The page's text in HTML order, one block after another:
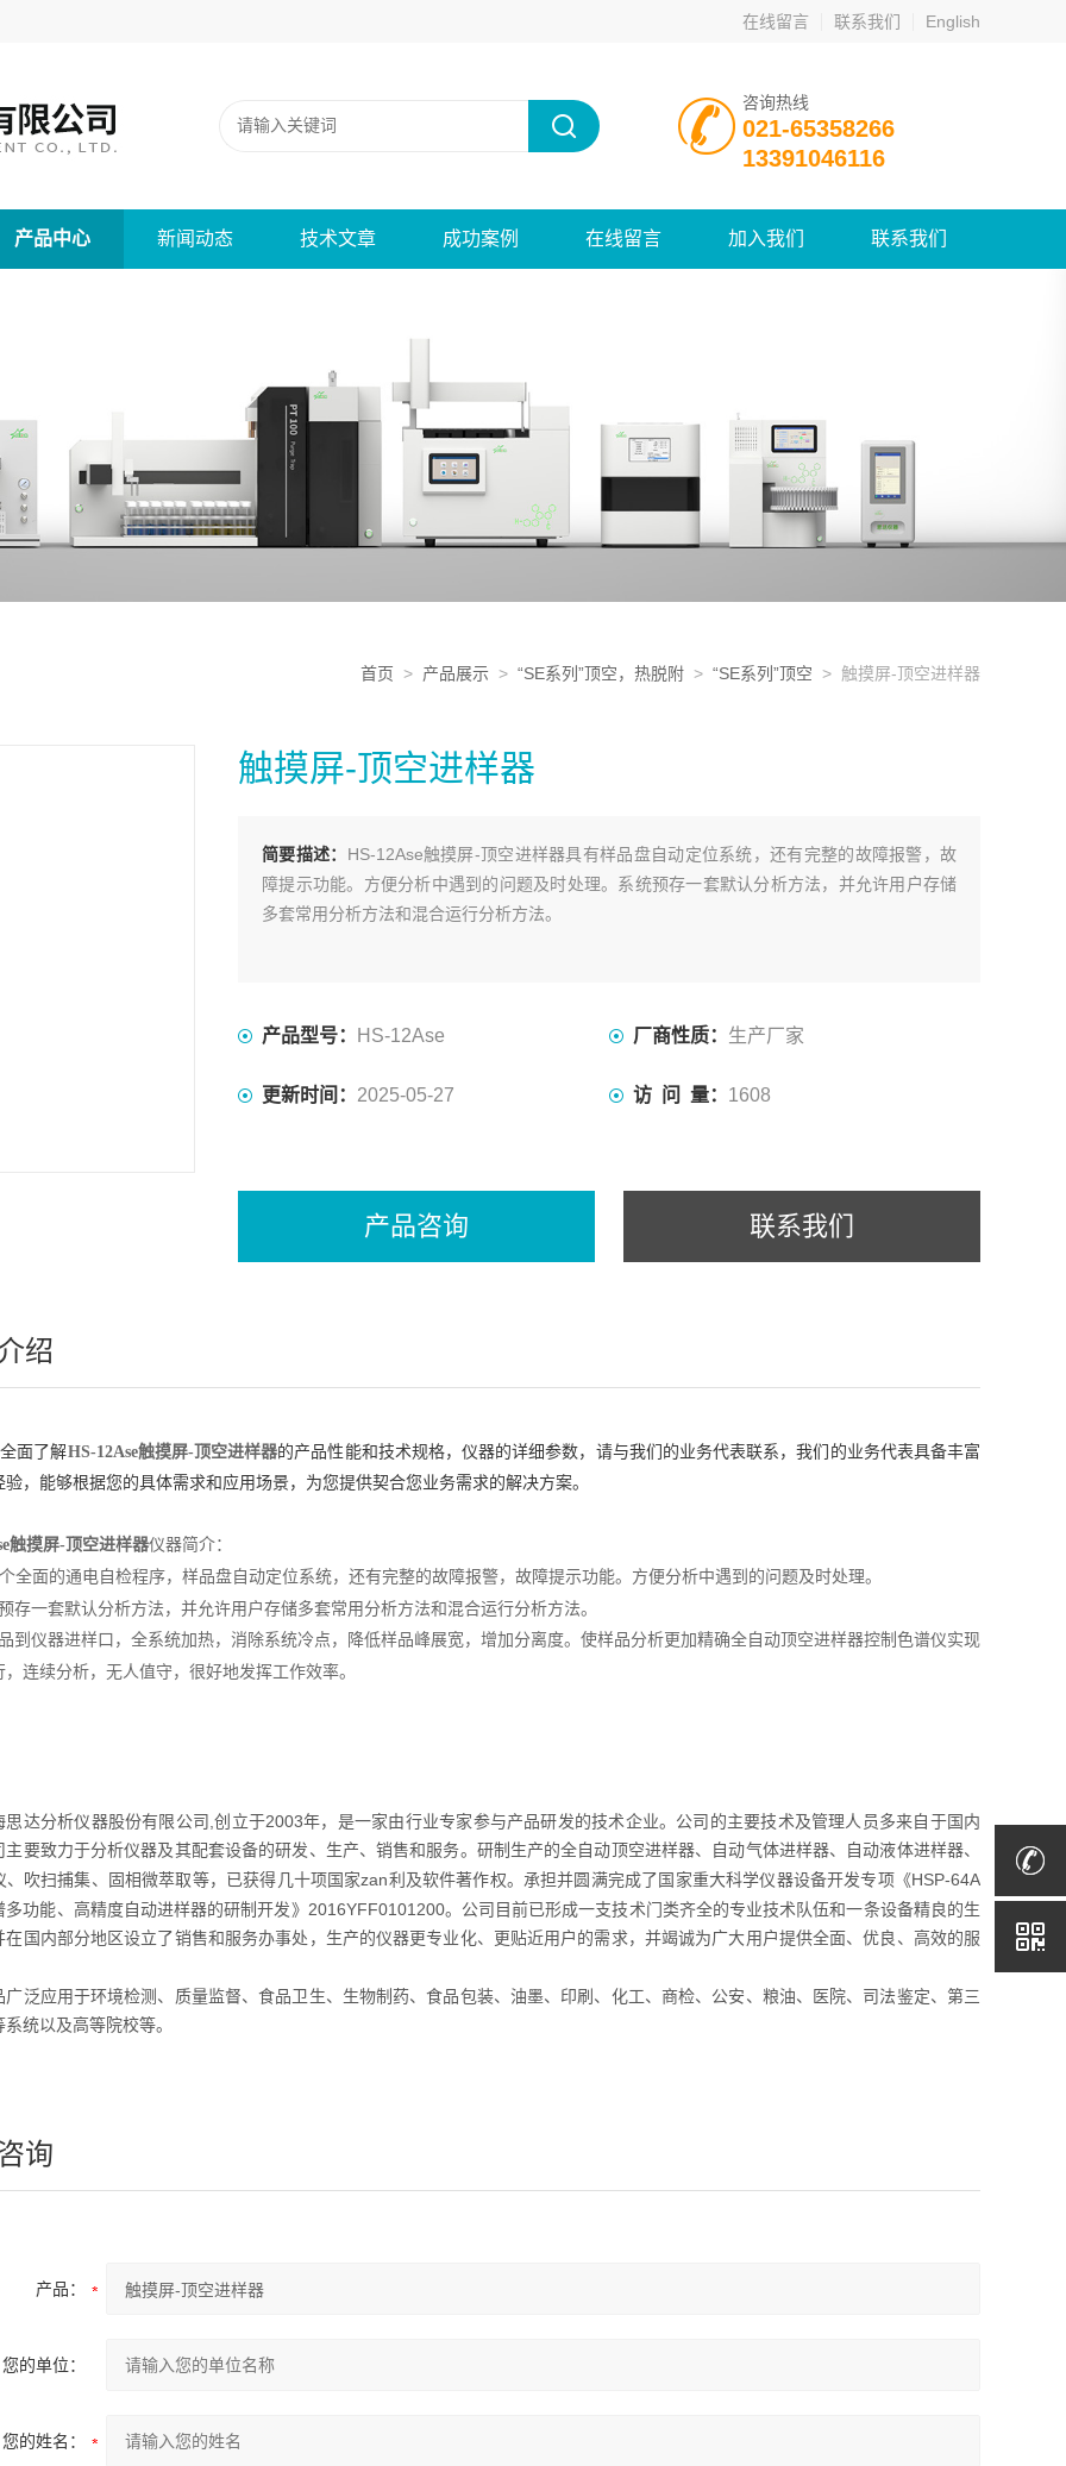
在线留言 联系我们 English
咨询热线
021-65358266
13391046116
产品中心 新闻动态 技术文章 成功案例 在线留言 加入我们 联系我们
首页 > 产品展示 > “SE系列”顶空，热脱附 > “SE系列”顶空 > 触摸屏-顶空进样器
触摸屏-顶空进样器
简要描述： HS-12Ase触摸屏-顶空进样器具有样品盘自动定位系统，还有完整的故障报警，故
障提示功能。方便分析中遇到的问题及时处理。系统预存一套默认分析方法，并允许用户存储
多套常用分析方法和混合运行分析方法。
产品型号： HS-12Ase 厂商性质： 生产厂家
更新时间： 2025-05-27 访 问 量： 1608
产品咨询 联系我们
绍
面了解HS-12Ase触摸屏-顶空进样器的产品性能和技术规格，仪器的详细参数，请与我们的业务代表联系，我们的业务代表具备丰富
验，能够根据您的具体需求和应用场景，为您提供契合您业务需求的解决方案。
触摸屏-顶空进样器仪器简介：
全面的通电自检程序，样品盘自动定位系统，还有完整的故障报警，故障提示功能。方便分析中遇到的问题及时处理。
存一套默认分析方法，并允许用户存储多套常用分析方法和混合运行分析方法。
到仪器进样口，全系统加热，消除系统冷点，降低样品峰展宽，增加分离度。使样品分析更加精确全自动顶空进样器控制色谱仪实现
，连续分析，无人值守，很好地发挥工作效率。
思达分析仪器股份有限公司 ,创立于2003年，是一家由行业专家参与产品研发的技术企业。公司的主要技术及管理人员多来自于国内
主要致力于分析仪器及其配套设备的研发、生产、销售和服务。研制生产的全自动顶空进样器、自动气体进样器、自动液体进样器、
、吹扫捕集、固相微萃取等，已获得几十项国家zan利及软件著作权。承担并圆满完成了国家重大科学仪器设备开发专项《HSP-64A
多功能、高精度自动进样器的研制开发》 2016YFF0101200。公司目前已形成一支技术门类齐全的专业技术队伍和一条设备精良的生
在国内部分地区设立了销售和服务办事处，生产的仪器更专业化、更贴近用户的需求，并竭诚为广大用户提供全面、优良、高效的服
广泛应用于环境检测、质量监督、食品卫生、生物制药、食品包装、油墨、印刷、化工、商检、公安、粮油、医院、司法鉴定、第三
统以及高等院校等。
询
产品：
您的单位：
您的姓名：